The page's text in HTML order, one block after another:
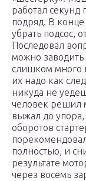
работал секунд
подряд. В
убрать подсос,
Последовал
можно заводить
слишком много
их надо как
никуда не
человек решил
выжал до упора,
оборотов
полностью, и
результате
через восемь